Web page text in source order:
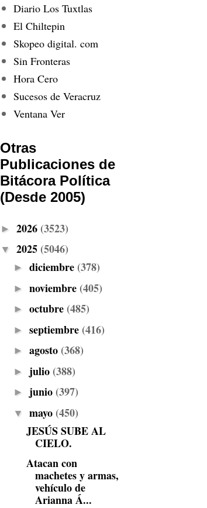
Diario Los Tuxtlas
El Chiltepin
Skopeo digital. com
Sin Fronteras
Hora Cero
Sucesos de Veracruz
Ventana Ver
Otras
Publicaciones de
Bitácora Política
(Desde 2005)
► 2026 (3523)
▼ 2025 (5046)
► diciembre (378)
► noviembre (405)
► octubre (485)
► septiembre (416)
► agosto (368)
► julio (388)
► junio (397)
▼ mayo (450)
JESÚS SUBE AL
CIELO.
Atacan con
machetes y armas,
vehículo de
Arianna Á...